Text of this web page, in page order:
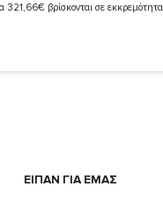
321,66€ βρίσκονται σε εκκρεμότητα
ΕΙΠΑΝ ΓΙΑ ΕΜΑΣ